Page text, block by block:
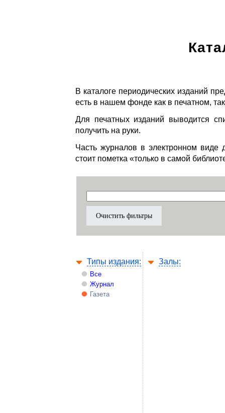
В каталоге периодических изданий
есть в нашем фонде как в печатном,
Для печатных изданий выводится
получить на руки.
Часть журналов в электронном виде
стоит пометка «только в самой
Типы издания:
Все
Журнал
Газета
Залы: